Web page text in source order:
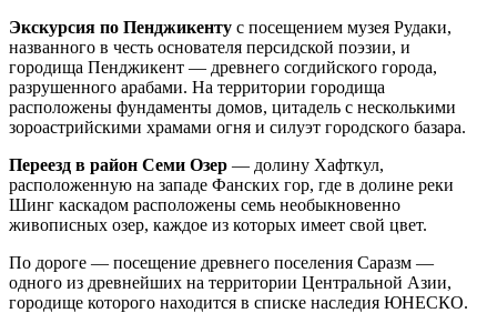
Экскурсия по Пенджикенту с посещением музея Рудаки,
названного в честь основателя персидской поэзии, и
городища Пенджикент — древнего согдийского города,
разрушенного арабами. На территории городища
расположены фундаменты домов, цитадель с несколькими
зороастрийскими храмами огня и силуэт городского базара.
Переезд в район Семи Озер — долину Хафткул,
расположенную на западе Фанских гор, где в долине реки
Шинг каскадом расположены семь необыкновенно
живописных озер, каждое из которых имеет свой цвет.
По дороге — посещение древнего поселения Саразм —
одного из древнейших на территории Центральной Азии,
городище которого находится в списке наследия ЮНЕСКО.